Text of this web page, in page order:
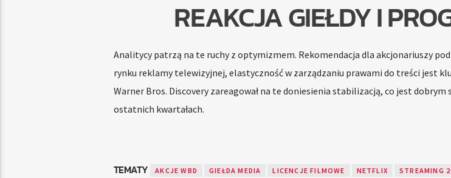
REAKCJA GIEŁDY I
Analitycy patrzą na te ruchy z optymizmem. Rekomendacja dla akcjonariuszy
rynku reklamy telewizyjnej, elastyczność w zarządzaniu prawami do treści jest
Warner Bros. Discovery zareagował na te doniesienia stabilizacją, co jest dobrym
ostatnich kwartałach.
TEMATY AKCJE WBD GIEŁDA MEDIA LICENCJE FILMOWE NETFLIX STREAMING